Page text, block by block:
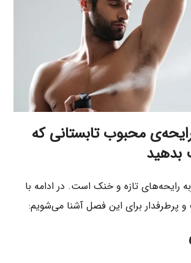
محبوب تابستانی که
بدهید
رایحه‌های تازه و خنک است. در ادامه با
پرطرفدار برای این فصل آشنا می‌شویم: